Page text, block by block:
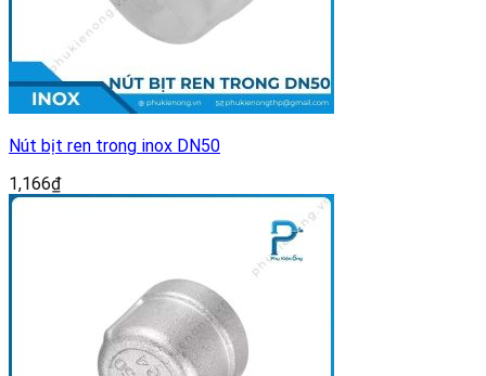
Nút bịt ren trong inox DN50
1,166₫